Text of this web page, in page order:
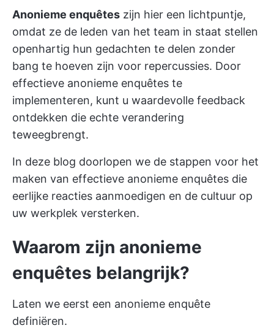
Anonieme enquêtes zijn hier een lichtpuntje,
omdat ze de leden van het team in staat stellen
openhartig hun gedachten te delen zonder
bang te hoeven zijn voor repercussies. Door
effectieve anonieme enquêtes te
implementeren, kunt u waardevolle feedback
ontdekken die echte verandering
teweegbrengt.
In deze blog doorlopen we de stappen voor het
maken van effectieve anonieme enquêtes die
eerlijke reacties aanmoedigen en de cultuur op
uw werkplek versterken.
Waarom zijn anonieme
enquêtes belangrijk?
Laten we eerst een anonieme enquête
definiëren.